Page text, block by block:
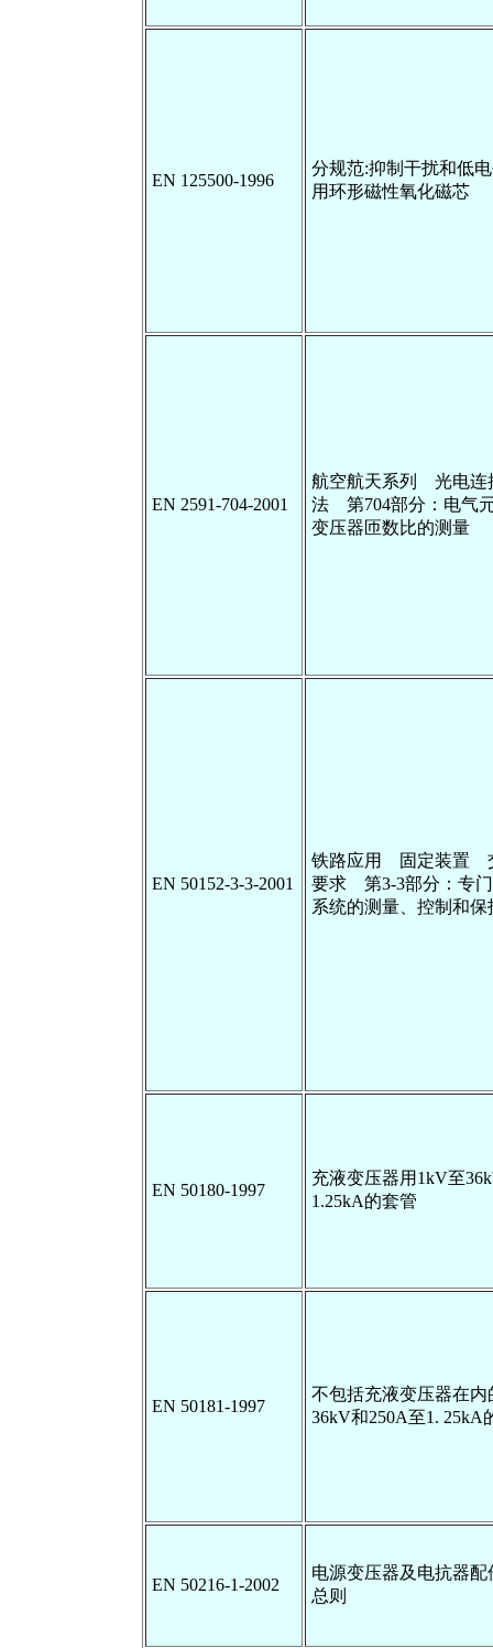
EN 125500-1996
分规范:抑制干扰和低
用环形磁性氧化磁芯
EN 2591-704-2001
航空航天系列 光电
法 第704部分：电气
变压器匝数比的测量
EN 50152-3-3-2001
铁路应用 固定装置
要求 第3-3部分：专
系统的测量、控制和
EN 50180-1997
充液变压器用1kV至
1.25kA的套管
EN 50181-1997
不包括充液变压器在
36kV和250A至1. 25kA
EN 50216-1-2002
电源变压器及电抗器
总则